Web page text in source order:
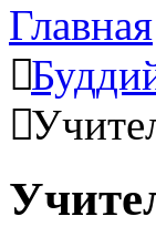
Главная